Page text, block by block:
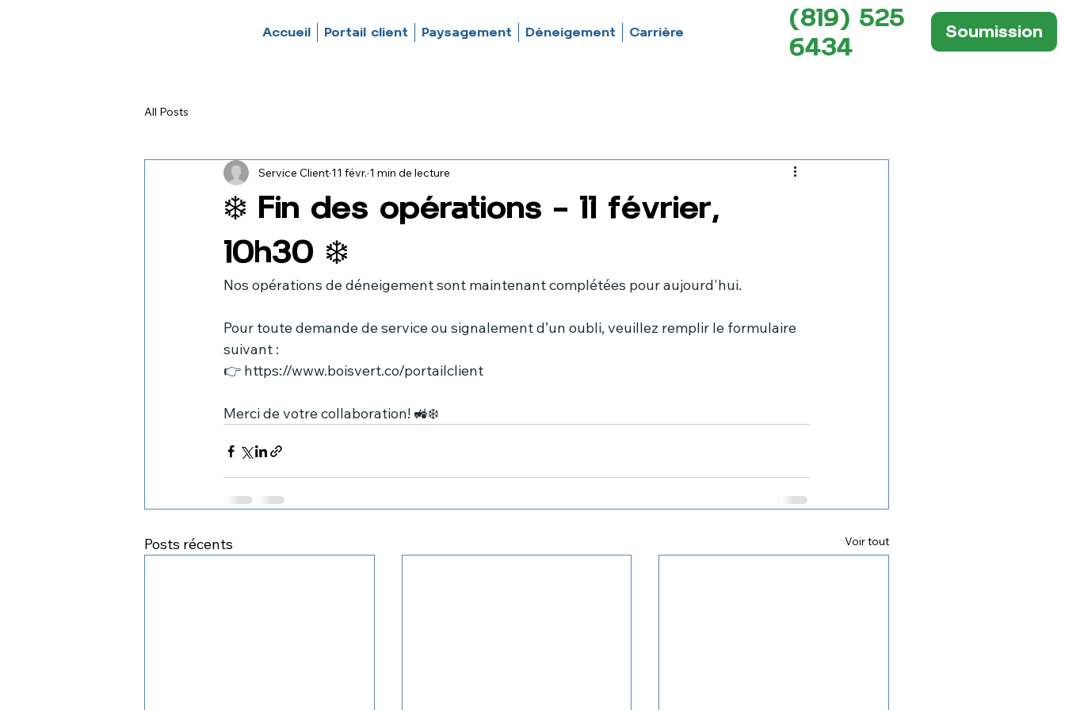
Accueil Portail client Paysagement Déneigement Carrière
(819) 525
6434
Soumission
All Posts
❄️ Fin des opérations – 11 février,
10h30 ❄️
Service Client 11 févr. 1 min de lecture
Nos opérations de déneigement sont maintenant complétées pour aujourd'hui.
Pour toute demande de service ou signalement d’un oubli, veuillez remplir le formulaire
suivant :
👉 https://www.boisvert.co/portailclient
Merci de votre collaboration! 🚜❄️
Posts récents Voir tout